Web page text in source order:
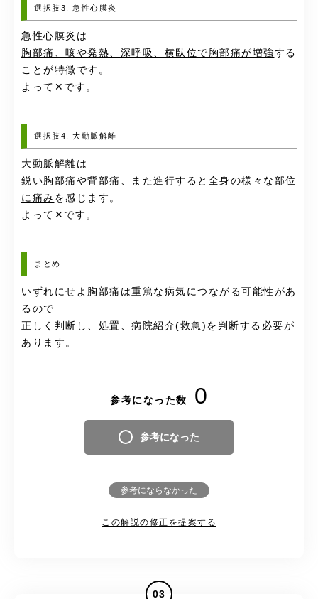
選択肢3. 急性心膜炎
急性心膜炎は
胸部痛、咳や発熱、深呼吸、横臥位で胸部痛が増強 する
ことが特徴です。
よって✕です。
選択肢4. 大動脈解離
大動脈解離は
鋭い胸部痛や背部痛、また進行すると全身の様々な部位
に痛み を感じます。
よって✕です。
まとめ
いずれにせよ胸部痛は重篤な病気につながる可能性があ
るので
正しく判断し、処置、病院紹介(救急)を判断する必要が
あります。
参考になった数 0
参考になった
参考にならなかった
この解説の修正を提案する
03